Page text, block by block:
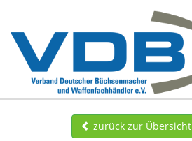
zurück zur Übersicht